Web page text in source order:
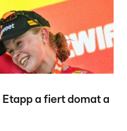
a fiert domat a